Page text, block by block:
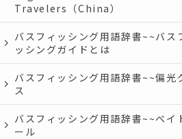
Travelers（China）
バスフィッシング用語辞書~~バス
ッシングガイドとは
バスフィッシング用語辞書~~偏光
ス
バスフィッシング用語辞書~~ベイ
ール